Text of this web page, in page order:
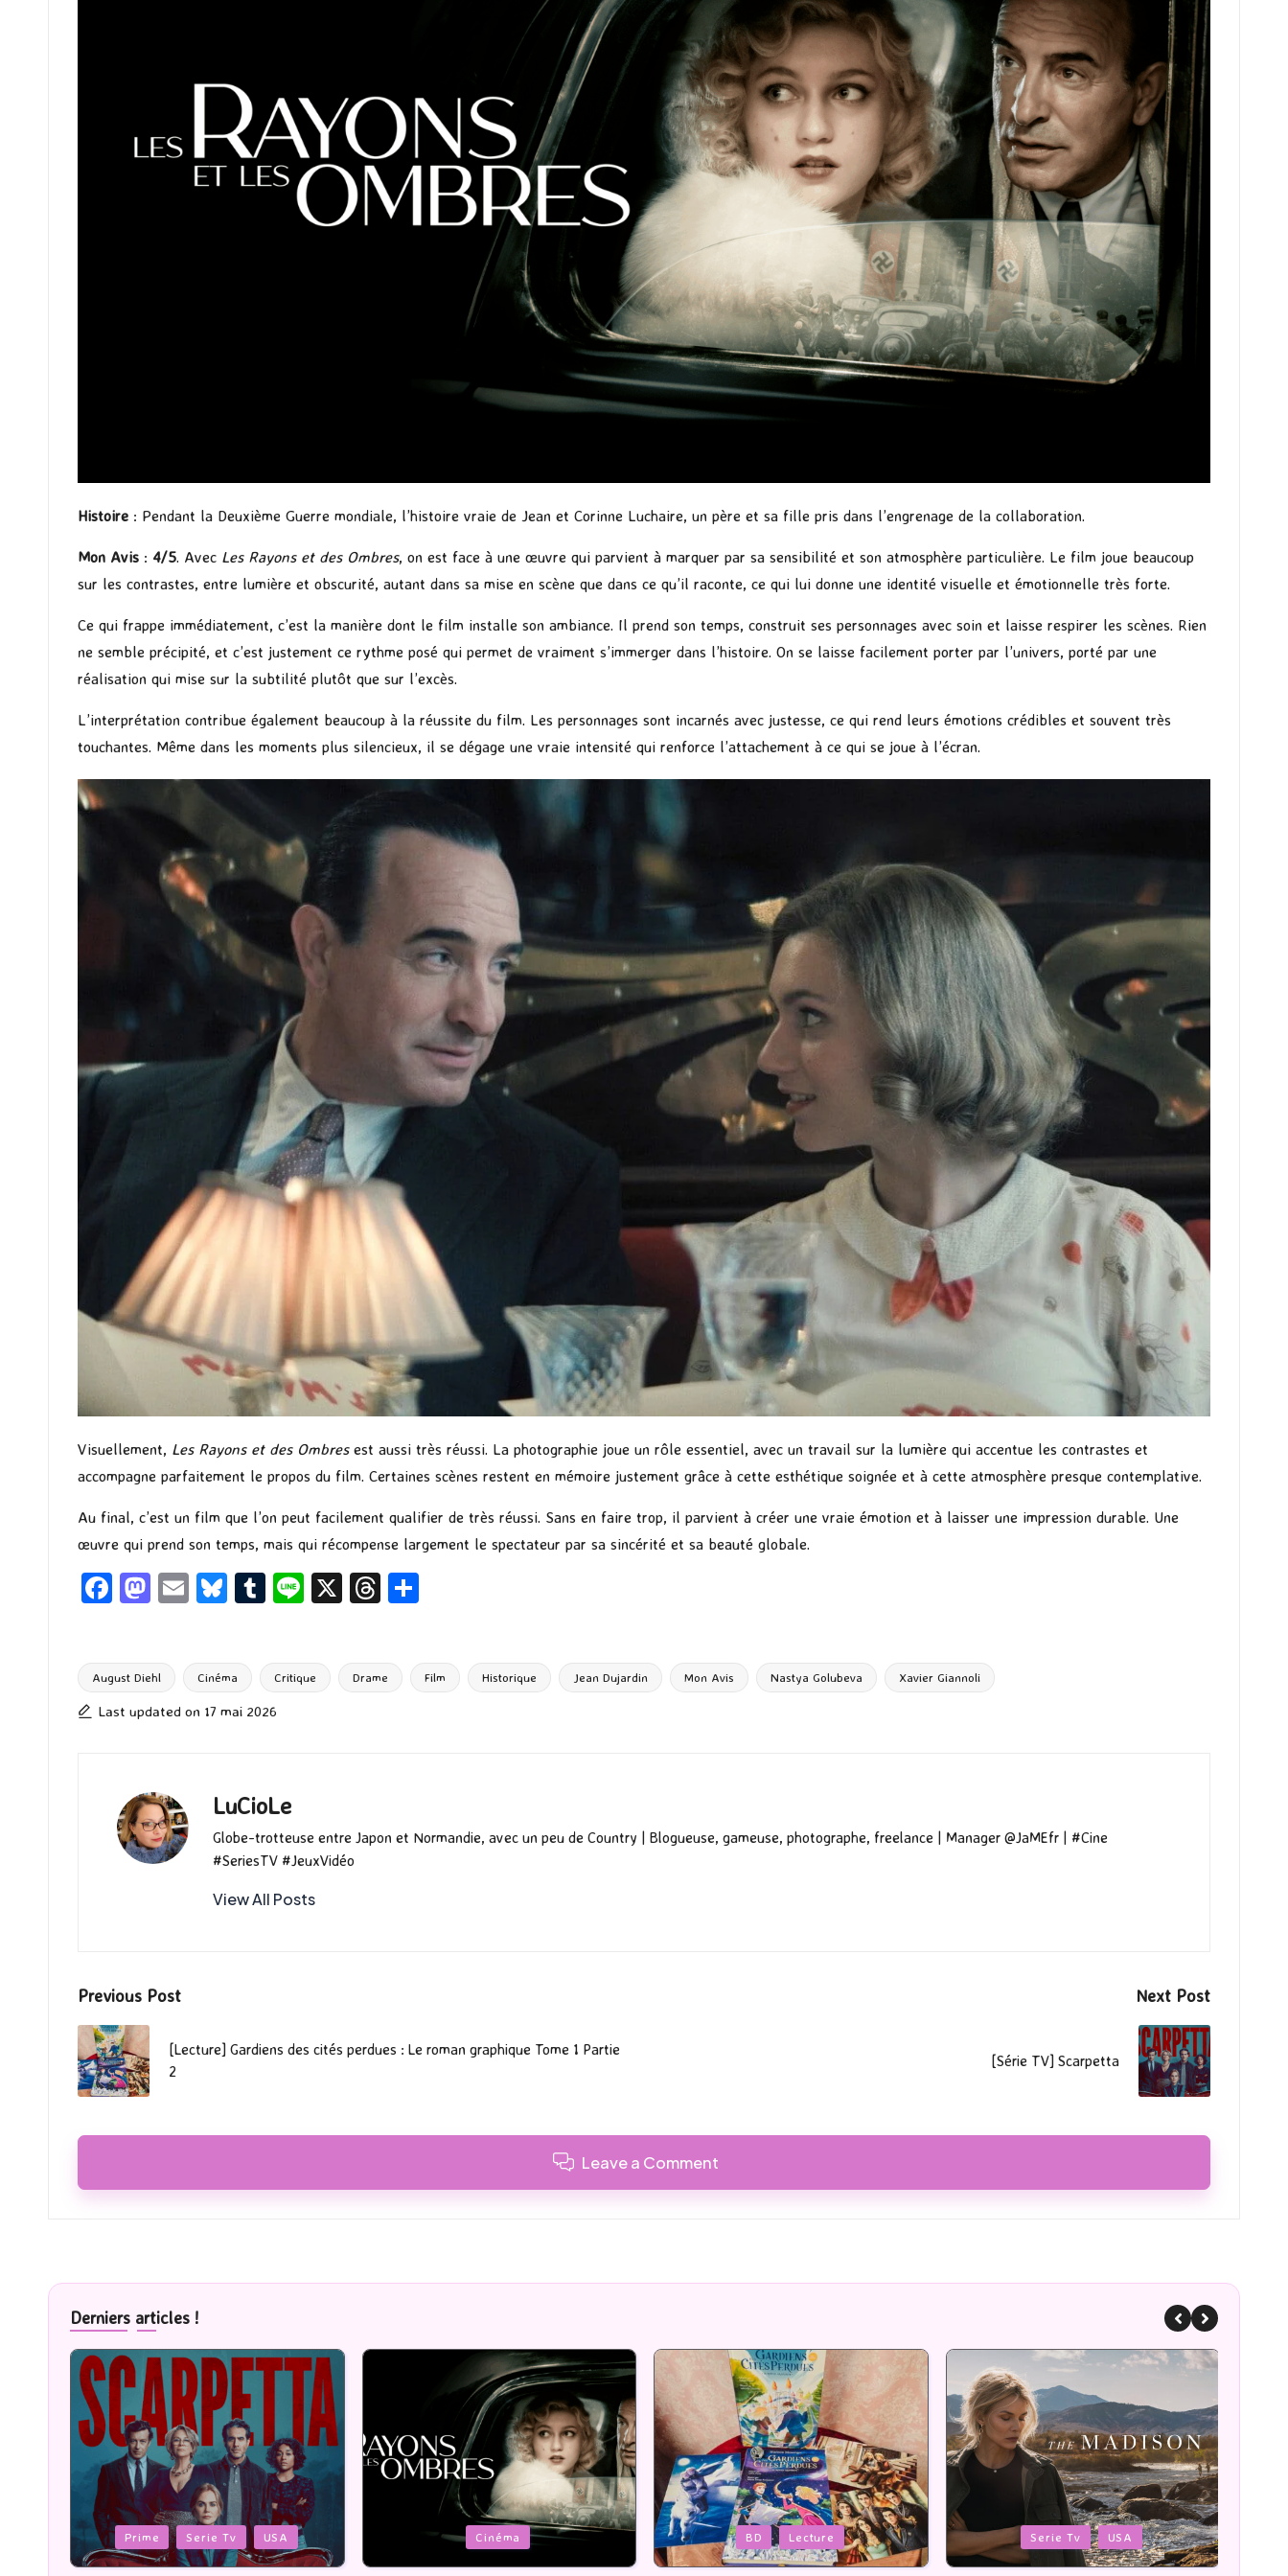
Histoire : Pendant la Deuxième Guerre mondiale, l’histoire vraie de Jean et Corinne Luchaire, un père et sa fille pris dans l’engrenage de la collaboration.
Mon Avis : 4/5. Avec Les Rayons et des Ombres, on est face à une œuvre qui parvient à marquer par sa sensibilité et son atmosphère particulière. Le film joue beaucoup
sur les contrastes, entre lumière et obscurité, autant dans sa mise en scène que dans ce qu’il raconte, ce qui lui donne une identité visuelle et émotionnelle très forte.
Ce qui frappe immédiatement, c’est la manière dont le film installe son ambiance. Il prend son temps, construit ses personnages avec soin et laisse respirer les scènes. Rien
ne semble précipité, et c’est justement ce rythme posé qui permet de vraiment s’immerger dans l’histoire. On se laisse facilement porter par l’univers, porté par une
réalisation qui mise sur la subtilité plutôt que sur l’excès.
L’interprétation contribue également beaucoup à la réussite du film. Les personnages sont incarnés avec justesse, ce qui rend leurs émotions crédibles et souvent très
touchantes. Même dans les moments plus silencieux, il se dégage une vraie intensité qui renforce l’attachement à ce qui se joue à l’écran.
Visuellement, Les Rayons et des Ombresest aussi très réussi. La photographie joue un rôle essentiel, avec un travail sur la lumière qui accentue les contrastes et
accompagne parfaitement le propos du film. Certaines scènes restent en mémoire justement grâce à cette esthétique soignée et à cette atmosphère presque contemplative.
Au final, c’est un film que l’on peut facilement qualifier de très réussi. Sans en faire trop, il parvient à créer une vraie émotion et à laisser une impression durable. Une
œuvre qui prend son temps, mais qui récompense largement le spectateur par sa sincérité et sa beauté globale.
Fa
o
o
M
d
o
E
Bl
ky
T
bl
r
Li X
T
ds g
Tags:
August Diehl Cinéma Critique Drame Film Historique Jean Dujardin Mon Avis Nastya Golubeva Xavier Giannoli
Last updated on 17 mai 2026
LuCioLe
Globe-trotteuse entre Japon et Normandie, avec un peu de Country | Blogueuse, gameuse, photographe, freelance | Manager @JaMEfr | #Cine
#SeriesTV #JeuxVidéo
View All Posts
Post
navigation
Previous Post
[Lecture] Gardiens des cités perdues : Le roman graphique Tome 1 Partie
2
Next Post
[Série TV] Scarpetta
Leave a Comment
Derniers articles !
Posted
in
Cinéma BD Lecture
Posted
in
Serie Tv USA
Posted
in
Romans